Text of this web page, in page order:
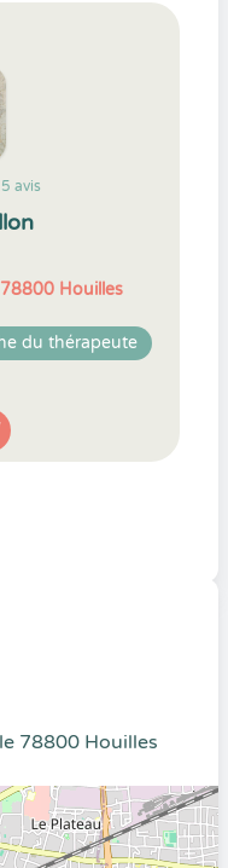
avis
78800 Houilles
du thérapeute
78800 Houilles